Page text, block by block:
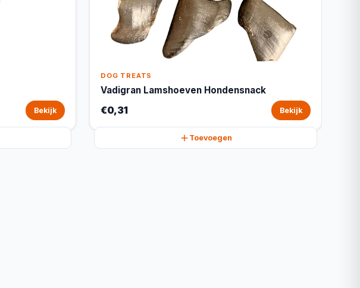
Bekijk
DOG TREATS
Vadigran Lamshoeven Hondensnack
€0,31 Bekijk
Toevoegen